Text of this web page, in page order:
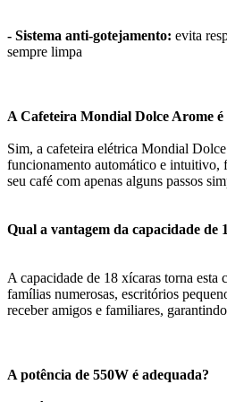
- Sistema anti-gotejamento: evita
sempre limpa
A Cafeteira Mondial Dolce Arome é
Sim, a cafeteira elétrica Mondial
funcionamento automático e intuitivo,
seu café com apenas alguns passos
Qual a vantagem da capacidade de
A capacidade de 18 xícaras torna esta
famílias numerosas, escritórios
receber amigos e familiares,
A potência de 550W é adequada?